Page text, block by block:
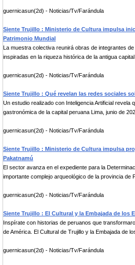
guernicasun(2d) - Noticias/Tv/Farándula
Siente Trujillo : Ministerio de Cultura impulsa
Patrimonio Mundial
La muestra colectiva reunirá obras de integrantes
inspiradas en la riqueza histórica de la antigua capital
guernicasun(2d) - Noticias/Tv/Farándula
Siente Trujillo : Qué revelan las redes sociales
Un estudio realizado con Inteligencia Artificial
gastronómica de la capital peruana Lima, junio de
guernicasun(2d) - Noticias/Tv/Farándula
Siente Trujillo : Ministerio de Cultura impulsa
Pakatnamú
El sector avanza en el expediente para la
importante complejo arqueológico de la provincia de
guernicasun(2d) - Noticias/Tv/Farándula
Siente Trujillo : El Cultural y la Embajada de los
Inspírate con historias de peruanos que
de América. El Cultural de Trujillo y la Embajada de los
guernicasun(2d) - Noticias/Tv/Farándula